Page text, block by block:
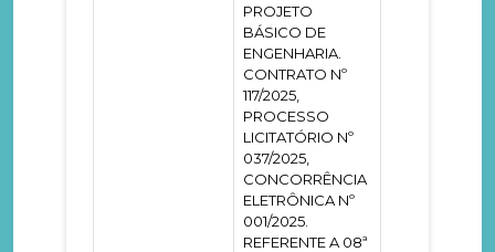
PROJETO
BÁSICO DE
ENGENHARIA.
CONTRATO Nº
117/2025,
PROCESSO
LICITATÓRIO Nº
037/2025,
CONCORRÊNCIA
ELETRÔNICA Nº
001/2025.
REFERENTE A 08ª